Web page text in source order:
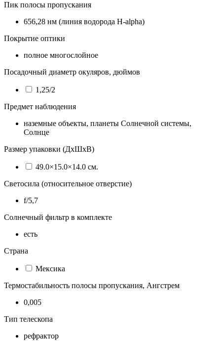
Пик полосы пропускания
656,28 нм (линия водорода H-alpha)
Покрытие оптики
полное многослойное
Посадочный диаметр окуляров, дюймов
1,25/2
Предмет наблюдения
наземные объекты, планеты Солнечной системы,
Солнце
Размер упаковки (ДхШхВ)
49.0×15.0×14.0 см.
Светосила (относительное отверстие)
f/5,7
Солнечный фильтр в комплекте
есть
Страна
Мексика
Термостабильность полосы пропускания, Ангстрем
0,005
Тип телескопа
рефрактор